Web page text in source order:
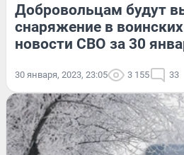
Добровольцам будут
снаряжение в
новости СВО за 30
30 января, 2023, 23:05 3 155 33